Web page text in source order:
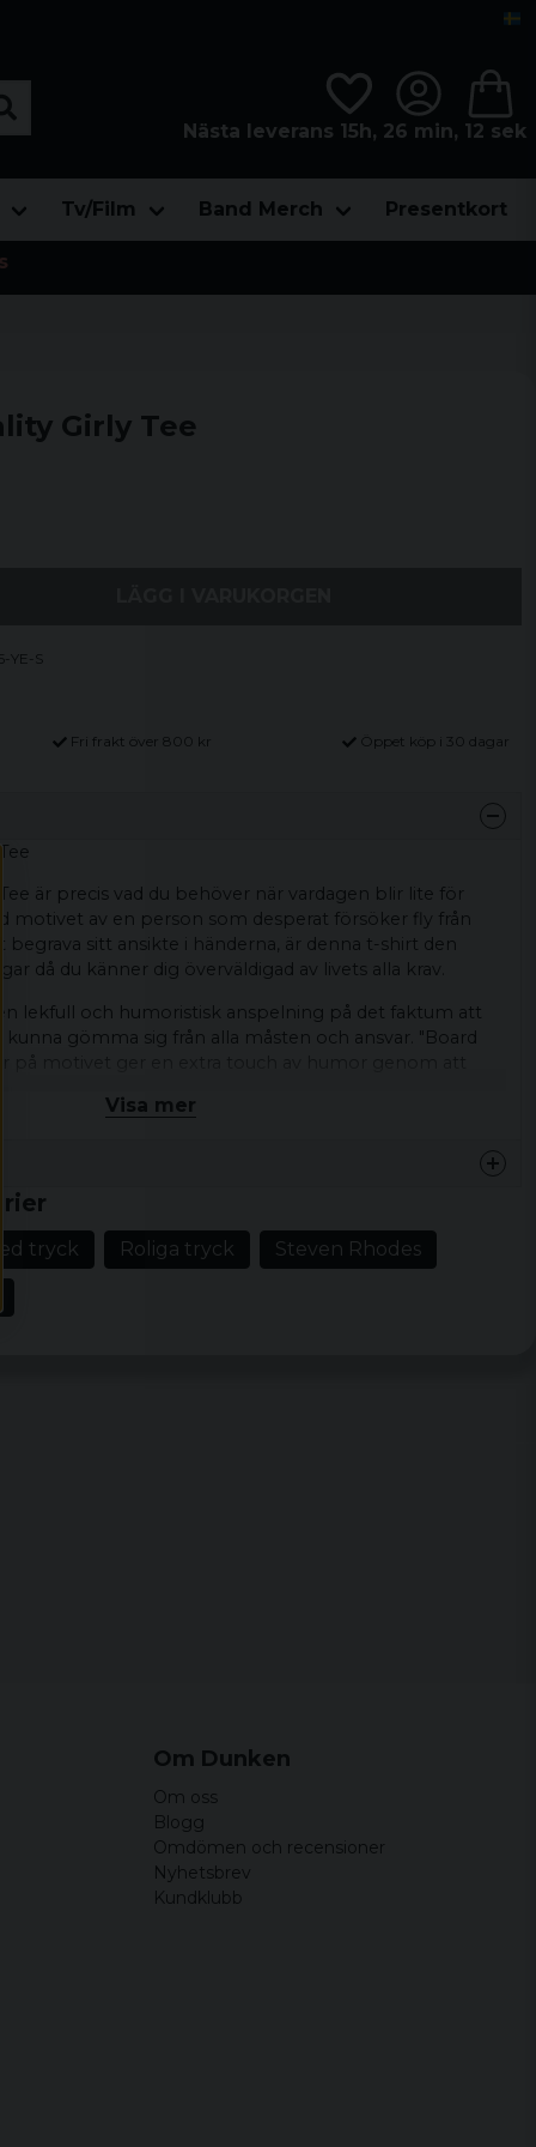
Nästa leverans 15h, 26 min, 11 sek
Tv/Film Band Merch Presentkort
Girly Tee
YE-S
Fri frakt över 800 kr Öppet köp i 30 dagar
är precis vad du behöver när vardagen blir lite för
motivet av en person som desperat försöker fly från
sitt ansikte i händerna, är denna t-shirt den
då du känner dig överväldigad av livets alla krav.
lekfull och humoristisk anspelning på det faktum att
gömma sig från alla måsten och ansvar. "Board
på motivet ger en extra touch av humor genom att
kan ses som ett spel – ett spel som vi alla spelar ibland!
merchandise
Visa mer
tryck Roliga tryck Steven Rhodes
Om Dunken
Om oss
Blogg
Omdömen och recensioner
Nyhetsbrev
Kundklubb